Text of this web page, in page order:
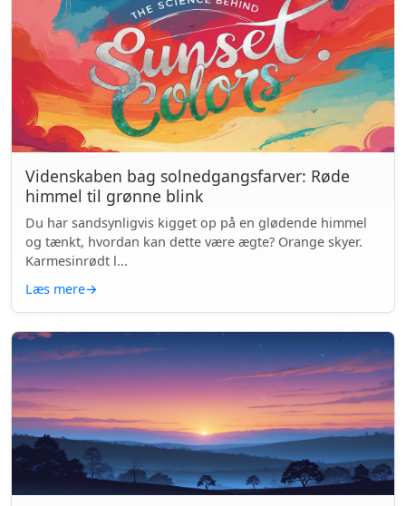
Videnskaben bag solnedgangsfarver: Røde
himmel til grønne blink
Du har sandsynligvis kigget op på en glødende himmel
og tænkt, hvordan kan dette være ægte? Orange skyer.
Karmesinrødt l...
Læs mere→